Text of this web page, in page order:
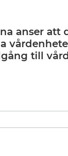
anser att
till vård